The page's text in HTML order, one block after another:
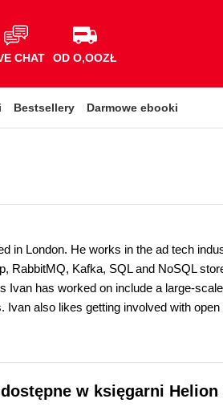
CHAT OD O,OOZŁ
Bestsellery Darmowe ebooki
in London. He works in the ad tech
RabbitMQ, Kafka, SQL and NoSQL
Ivan has worked on include a large-
Ivan also likes getting involved with
w księgarni Helion